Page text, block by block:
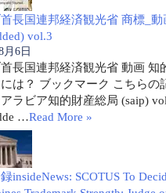
長国連邦経済観光省 商標_動
vol.3
月6日
長国連邦経済観光省 動画 知
は？ ブックマーク こちらの
ラビア知的財産総局 (saip)
…Read More »
insideNews: SCOTUS To